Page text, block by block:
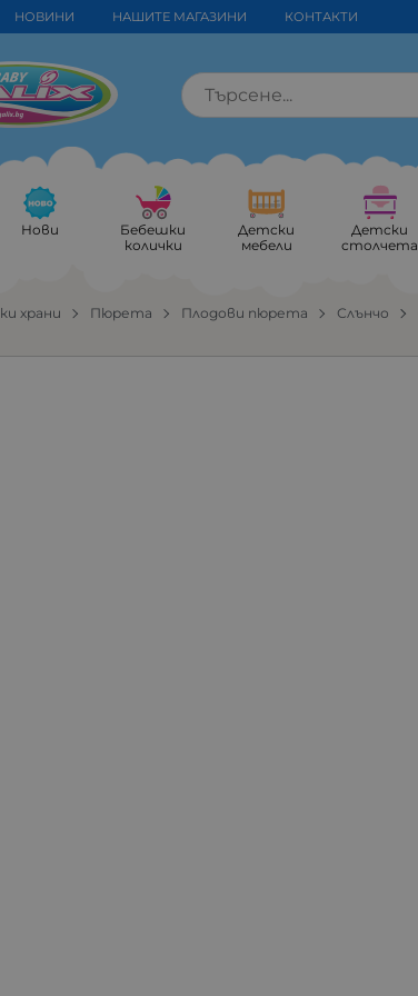
НОВИНИ НАШИТЕ МАГАЗИНИ КОНТАКТИ
Нови
Бебешки
колички
Детски
мебели
Детски
столчета
храни Пюрета Плодови пюрета Слънчо